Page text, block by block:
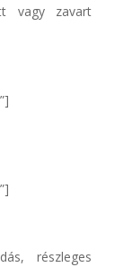
vagy zavart
részleges